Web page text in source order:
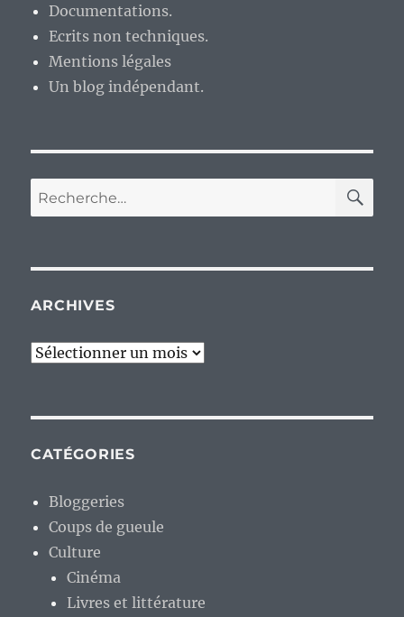
Documentations.
Ecrits non techniques.
Mentions légales
Un blog indépendant.
Recherche
pour :
ARCHIVES
Archives
CATÉGORIES
Bloggeries
Coups de gueule
Culture
Cinéma
Livres et littérature